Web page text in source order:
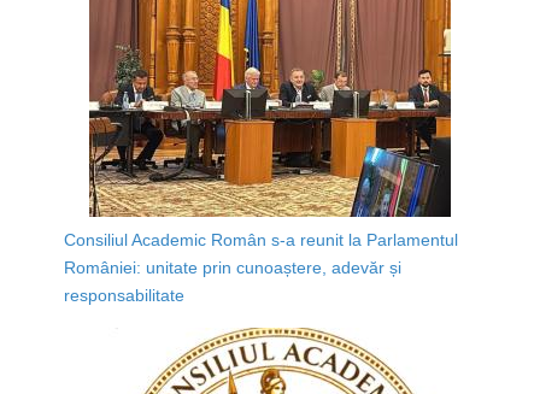
Consiliul Academic Român s-a reunit la Parlamentul
României: unitate prin cunoaștere, adevăr și
responsabilitate